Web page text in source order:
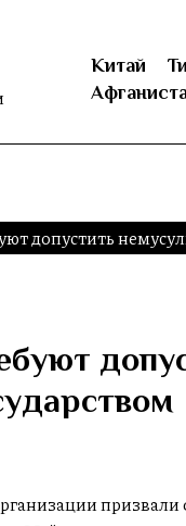
Китай
допустить
призвали